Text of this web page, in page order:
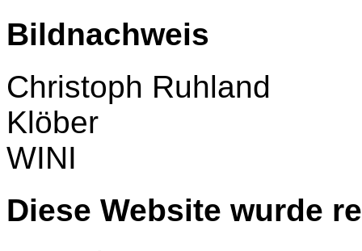
Bildnachweis
Christoph Ruhland
Klöber
WINI
Diese Website wurde